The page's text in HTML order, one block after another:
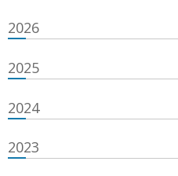
2026
2025
2024
2023